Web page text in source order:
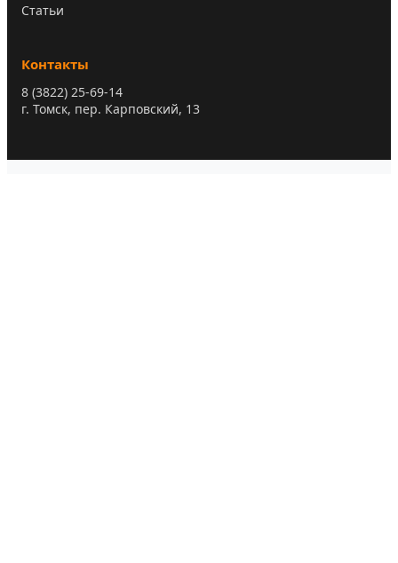
Статьи
Контакты
8 (3822) 25-69-14
г. Томск, пер. Карповский, 13